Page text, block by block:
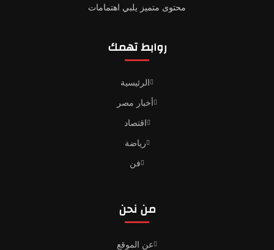
محتوى متميز يلبي اهتمامات
روابط تهمك
الرئيسية
أخبار مصر
اقتصاد
رياضة
فن
من نحن
عن الموقع